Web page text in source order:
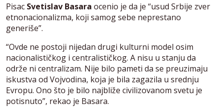
Pisac Svetislav Basara ocenio je da je “usud Srbije zver
etnonacionalizma, koji samog sebe neprestano
generiše”.
“Ovde ne postoji nijedan drugi kulturni model osim
nacionalističkog i centralističkog. A nisu u stanju da
održe ni centralizam. Nije bilo pameti da se preuzimaju
iskustva od Vojvodina, koja je bila zagazila u srednju
Evropu. Ono što je bilo najbliže civilizovanom svetu je
potisnuto”, rekao je Basara.